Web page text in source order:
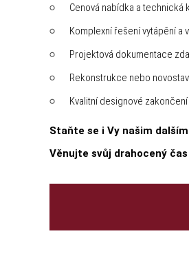
Cenová nabídka a technická
Komplexní řešení vytápění a
Projektová dokumentace
Rekonstrukce nebo
Kvalitní designové
Staňte se i Vy našim
Věnujte svůj drahocený